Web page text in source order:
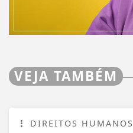
VEJA TAMBÉM
DIREITOS HUMANOS